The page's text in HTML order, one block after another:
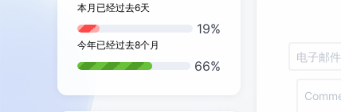
本月已经过去6天
19%
今年已经过去8个月
66%